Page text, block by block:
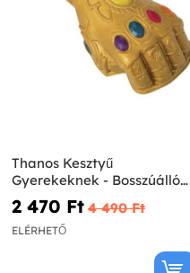
Thanos Kesztyű
Gyerekeknek - Bosszúállók:
Végjáték
2 470 Ft‎ 4 490 Ft‎
ELÉRHETŐ